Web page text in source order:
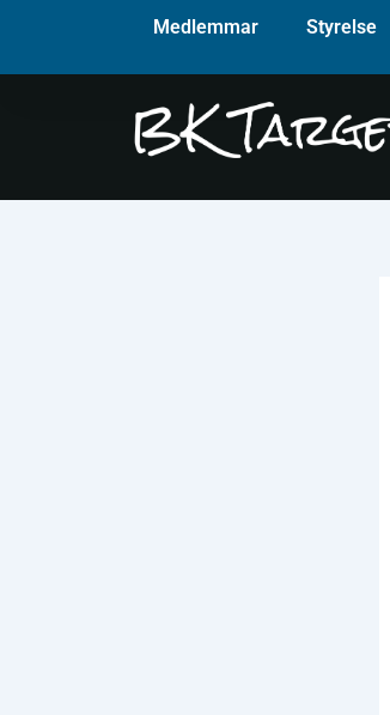
innehåll
Medlemmar Styrelse